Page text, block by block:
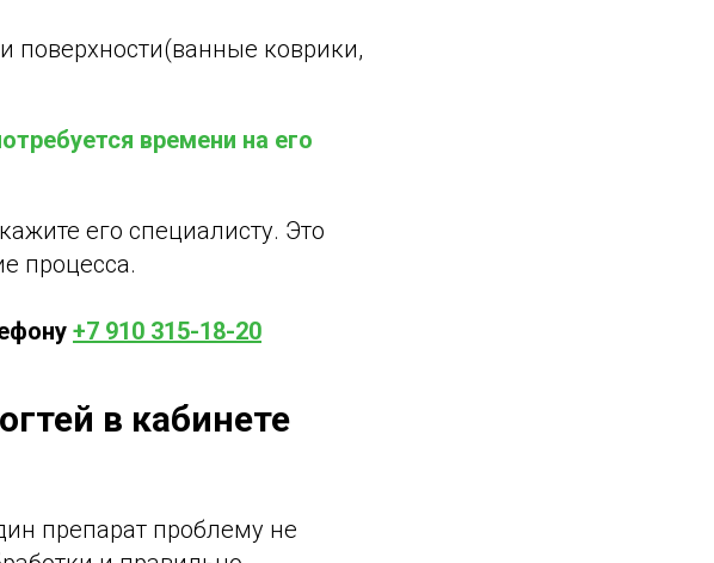
поверхности(ванные коврики,
времени на его
его специалисту. Это
процесса.
+7 910 315-18-20
в кабинете
препарат проблему не